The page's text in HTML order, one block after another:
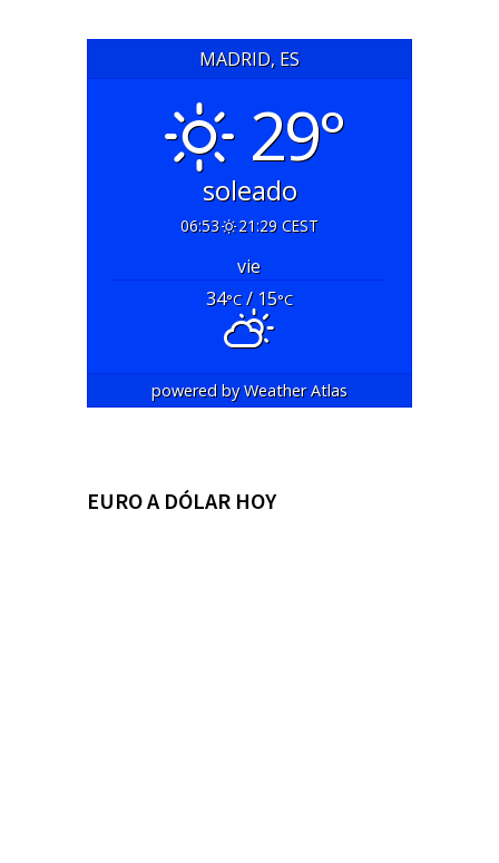
MADRID, ES
29°
soleado
06:53 21:29 CEST
vie
34°C/ 15°C
powered byWeather Atlas
EURO A DÓLAR HOY